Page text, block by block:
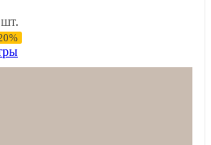
₽
Этот
товар